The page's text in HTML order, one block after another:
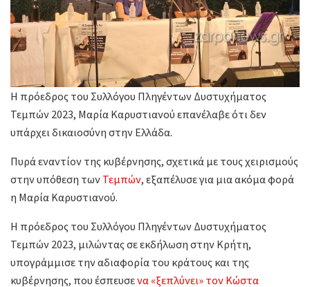
Η πρόεδρος του Συλλόγου Πληγέντων Δυστυχήματος
Τεμπών 2023, Μαρία Καρυστιανού επανέλαβε ότι δεν
υπάρχει δικαιοσύνη στην Ελλάδα.
Πυρά εναντίον της κυβέρνησης, σχετικά με τους χειρισμούς
στην υπόθεση των Τεμπών, εξαπέλυσε για μια ακόμα φορά
η Μαρία Καρυστιανού.
Η πρόεδρος του Συλλόγου Πληγέντων Δυστυχήματος
Τεμπών 2023, μιλώντας σε εκδήλωση στην Κρήτη,
υπογράμμισε την αδιαφορία του κράτους και της
κυβέρνησης, που έσπευσενα «ξεπλύνει» τον Κώστα